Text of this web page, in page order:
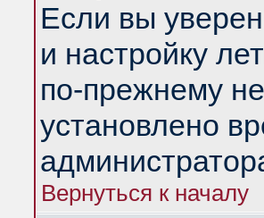
Если вы
и настройку
по-прежнему
установлено
Вернуться к началу